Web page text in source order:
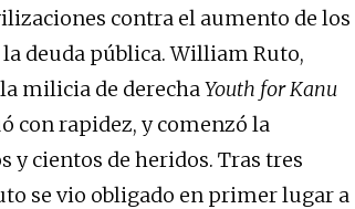
contra el aumento de los
deuda pública. William Ruto,
milicia de derechaYouth for Kanu
con rapidez, y comenzó la
y cientos de heridos. Tras tres
se vio obligado en primer lugar a